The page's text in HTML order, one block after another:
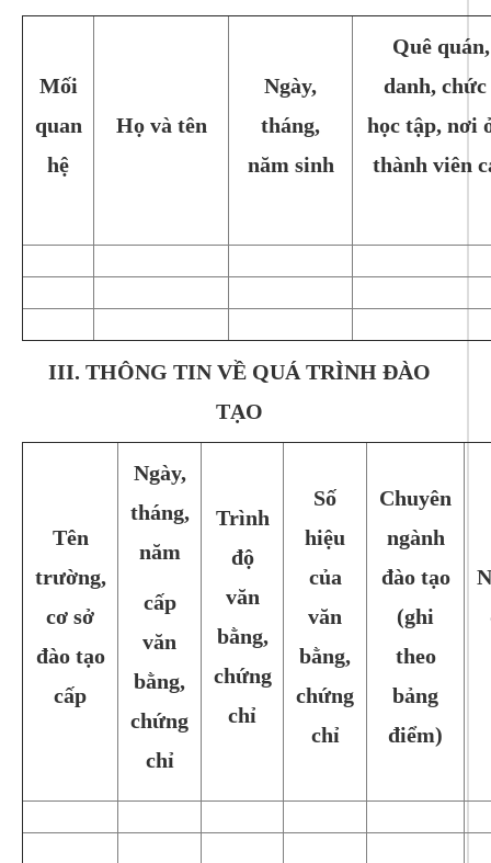
Mối
quan
hệ
Họ và tên
Ngày,
tháng,
năm sinh
Quê
danh,
học tập, nơi
thành viên
III. THÔNG TIN VỀ QUÁ TRÌNH ĐÀO
TẠO
Tên
trường,
cơ sở
đào tạo
cấp
Ngày,
tháng,
năm
cấp
văn
bằng,
chứng
chỉ
Trình
độ
văn
bằng,
chứng
chỉ
Số
hiệu
của
văn
bằng,
chứng
chỉ
Chuyên
ngành
đào tạo
(ghi
theo
bảng
điểm)